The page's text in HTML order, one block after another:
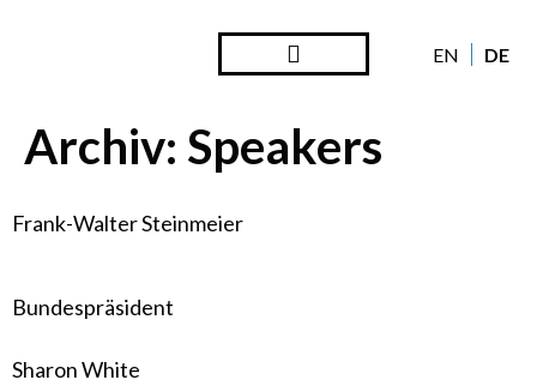
EN DE
Archiv: Speakers
Frank-Walter Steinmeier
Bundespräsident
Sharon White